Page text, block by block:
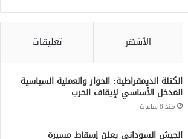
الأشهر تعليقات
الكتلة الديمقراطية: الحوار والعملية السياسية
المدخل الأساسي لإيقاف الحرب
منذ 8 ساعات
الجيش السوداني يعلن إسقاط مسيرة